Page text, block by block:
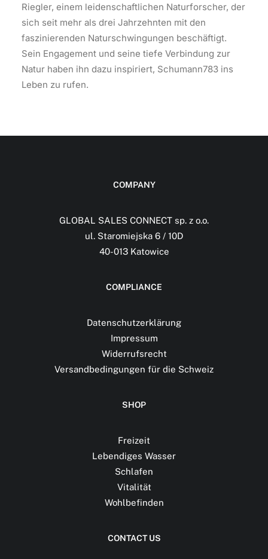
Riegler, einem leidenschaftlichen Naturforscher, der
sich seit mehr als drei Jahrzehnten mit den
faszinierenden Naturschwingungen beschäftigt.
Sein Engagement und seine tiefe Verbindung zur
Natur haben ihn dazu inspiriert, Schumann783 ins
Leben zu rufen.
COMPANY
GLOBAL SALES CONNECT sp. z o.o.
ul. Staromiejska 6 / 10D
40-013 Katowice
COMPLIANCE
Datenschutzerklärung
Impressum
Widerrufsrecht
Versandbedingungen für die Schweiz
SHOP
Freizeit
Lebendiges Wasser
Schlafen
Vitalität
Wohlbefinden
CONTACT US